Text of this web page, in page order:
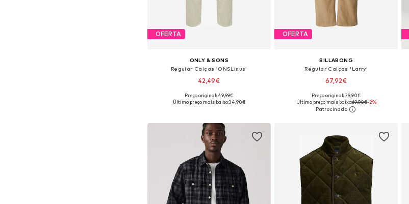
OFERTA
ONLY & SONS
Regular Calças 'ONSLinus'
42,49€
+1
Disponível em vários tamanhos
Preço original: 49,99€
Último preço mais baixo:34,90€
OFERTA
BILLABONG
Regular Calças 'Larry'
67,92€
Disponível em vários tamanhos
Adicionar ao cesto
Preço original: 79,90€
Último preço mais baixo:69,90€-2%